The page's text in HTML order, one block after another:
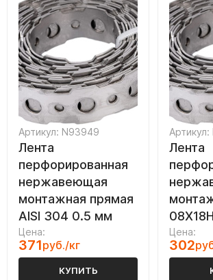
Артикул: N93949
Лента
перфорированная
нержавеющая
монтажная прямая
AISI 304 0.5 мм
Цена:
371руб./кг
КУПИТЬ
Лента
Цена:
302